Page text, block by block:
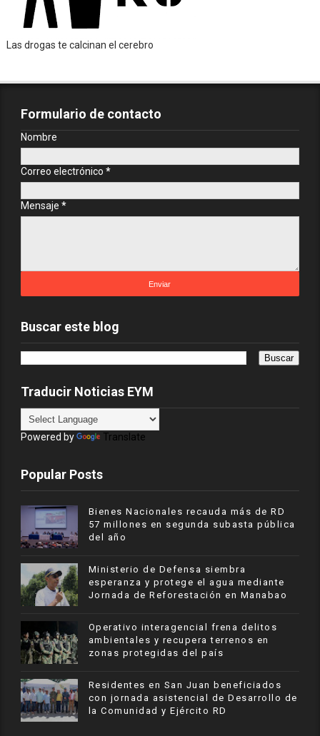
Las drogas te calcinan el cerebro
Formulario de contacto
Nombre
Correo electrónico *
Mensaje *
Buscar este blog
Traducir Noticias EYM
Powered by Translate
Popular Posts
Bienes Nacionales recauda más de RD
57 millones en segunda subasta pública
del año
Ministerio de Defensa siembra
esperanza y protege el agua mediante
Jornada de Reforestación en Manabao
Operativo interagencial frena delitos
ambientales y recupera terrenos en
zonas protegidas del país
Residentes en San Juan beneficiados
con jornada asistencial de Desarrollo de
la Comunidad y Ejército RD